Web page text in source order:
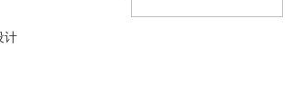
计